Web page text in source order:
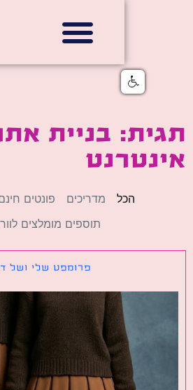
בניית אתרי
מדריכים פונטים חינם
תוספים מומלצים לוורדפרס
פרומפט שלי ושל דמות